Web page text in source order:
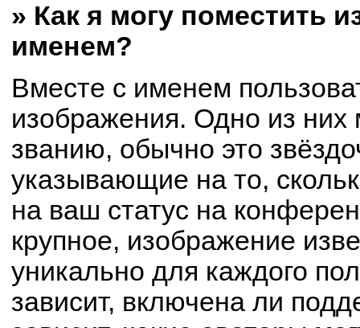
» Как я могу поместить
именем?
Вместе с именем
изображения. Одно из них
званию, обычно это
указывающие на то,
на ваш статус на
крупное, изображение
уникально для каждого
зависит, включена ли